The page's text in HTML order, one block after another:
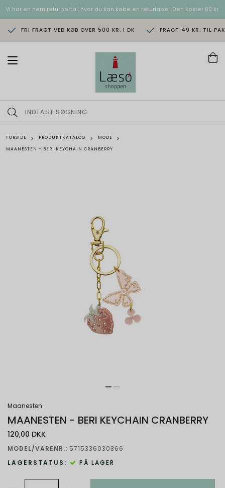
Vi har en nem returportal, hvor du kan købe en returlabel. Den koster 60 kr.
FRI FRAGT VED KØB OVER 500 KR. I DK FRAGT 49 KR. TIL
T
n
a
i
g
FORSIDE PRODUKTKATALOG
MODE
MAANESTEN - BERI KEYCHAIN CRANBERRY
Maanesten
MAANESTEN - BERI KEYCHAIN CRANBERRY
120,00 DKK
MODEL/VARENR.: 5715336030366
LAGERSTATUS:
PÅ LAGER